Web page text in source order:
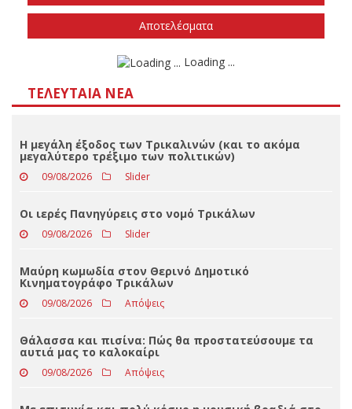
Την άνοιξη του 2027
Δεν ξέρω/δεν απαντώ
ΤΕΛΕΥΤΑΊΑ ΝΈΑ
Η μεγάλη έξοδος των Τρικαλινών (και το ακόμα
μεγαλύτερο τρέξιμο των πολιτικών)
Οι ιερές Πανηγύρεις στο νομό Τρικάλων
09/08/2026 Slider
Μαύρη κωμωδία στον Θερινό Δημοτικό
Κινηματογράφο Τρικάλων
09/08/2026 Απόψεις